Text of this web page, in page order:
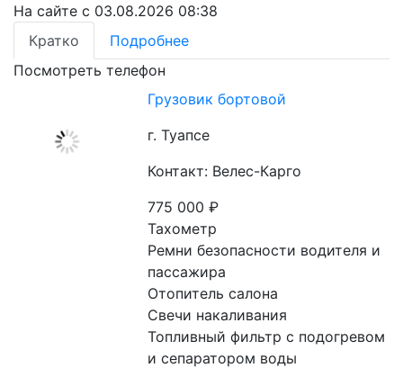
На сайте с 03.08.2026 08:38
Кратко
Подробнее
Посмотреть телефон
Грузовик бортовой
г. Туапсе
Контакт: Велес-Карго
775 000₽
Тахометр
Ремни безопасности водителя и
пассажира
Отопитель салона
Свечи накаливания
Топливный фильтр с подогревом
и сепаратором воды